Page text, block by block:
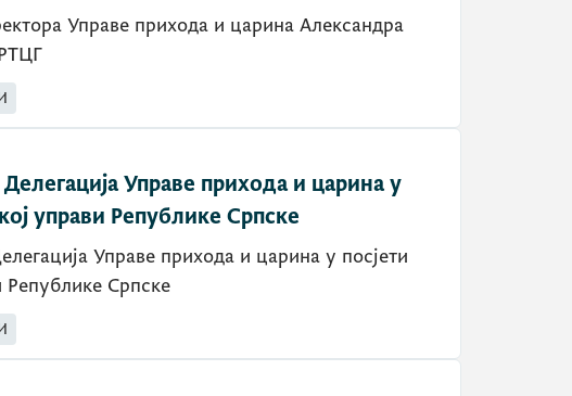
Управе прихода и царина Александра
Управе прихода и царина у
управи Републике Српске
Управе прихода и царина у посјети
Пореској управи Републике Српске